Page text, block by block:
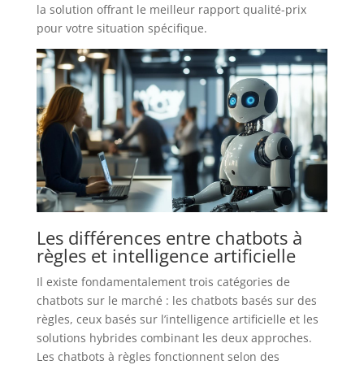
la solution offrant le meilleur rapport qualité-prix
pour votre situation spécifique.
Les différences entre chatbots à
règles et intelligence artificielle
Il existe fondamentalement trois catégories de
chatbots sur le marché : les chatbots basés sur des
règles, ceux basés sur l’intelligence artificielle et les
solutions hybrides combinant les deux approches.
Les chatbots à règles fonctionnent selon des